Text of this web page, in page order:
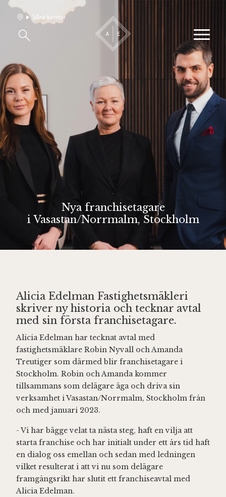
Våra hem
Sälj med oss
Bevakning
Vårt team
Jobba med oss
Våra kontor
Nya franchisetagare
i Vasastan/Norrmalm, Stockholm
Alicia Edelman Fastighetsmäkleri
skriver ny historia och tecknar avtal
med sin första franchisetagare.
Alicia Edelman har tecknat avtal med
fastighetsmäklare Robin Nyvall och Amanda
Treutiger som därmed blir franchisetagare i
Stockholm. Robin och Amanda kommer
tillsammans som delägare äga och driva sin
verksamhet i Vasastan/Norrmalm, Stockholm från
och med januari 2023.
- Vi har bägge velat ta nästa steg, haft en vilja att
starta franchise och har initialt under ett års tid haft
en dialog oss emellan och sedan med ledningen
vilket resulterat i att vi nu som delägare
framgångsrikt har slutit ett franchiseavtal med
Alicia Edelman.